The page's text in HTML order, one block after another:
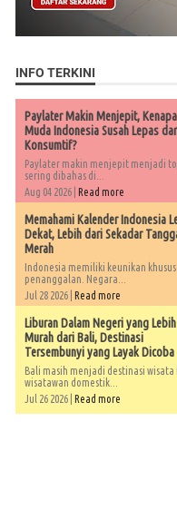
INFO TERKINI
Paylater Makin Menjepit,
Muda Indonesia Susah Lepas
Konsumtif?
Paylater makin menjepit menjadi
sering dibahas di...
Aug 04 2026 | Read more
Memahami Kalender Indonesia
Dekat, Lebih dari Sekadar
Merah
Indonesia memiliki keunikan
penanggalan. Negara...
Jul 28 2026 | Read more
Liburan Dalam Negeri yang Lebih
Murah dari Bali, Destinasi
Tersembunyi yang Layak Dicoba
Bali masih menjadi destinasi
wisatawan domestik...
Jul 26 2026 | Read more